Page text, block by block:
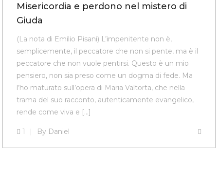
Misericordia e perdono nel mistero di
Giuda
(La nota di Emilio Pisani) L’impenitente non è,
semplicemente, il peccatore che non si pente, ma è il
peccatore che non vuole pentirsi. Questo è un mio
pensiero, non sia preso come un dogma di fede. Ma
l’ho maturato sull’opera di Maria Valtorta, che nella
trama del suo racconto, autenticamente evangelico,
rende come viva e […]
1 By Daniel